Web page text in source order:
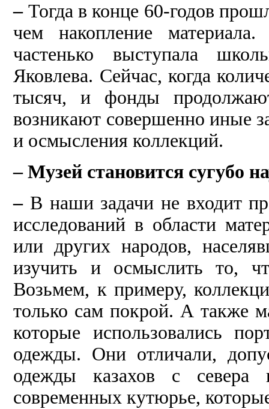
– Тогда в конце 60-годов
чем накопление
частенько выступала
Яковлева. Сейчас, когда
тысяч, и фонды
возникают совершенно иные
и осмысления коллекций.
– Музей становится сугубо
– В наши задачи не входит
исследований в области
или других народов,
изучить и осмыслить то,
Возьмем, к примеру,
только сам покрой. А также
которые использовались
одежды. Они отличали,
одежды казахов с
современных кутюрье,